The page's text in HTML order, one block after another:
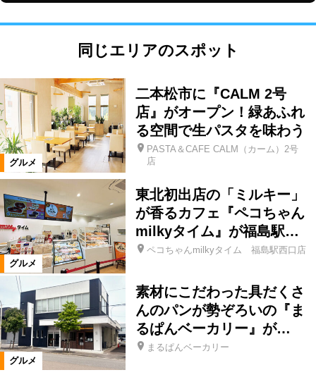
同じエリアのスポット
グルメ
二本松市に『CALM 2号
店』がオープン！緑あふれ
る空間で生パスタを味わう
PASTA＆CAFE CALM（カーム）2号
店
グルメ
東北初出店の「ミルキー」
が香るカフェ『ペコちゃん
milkyタイム』が福島駅…
ペコちゃんmilkyタイム 福島駅西口店
グルメ
素材にこだわった具だくさ
んのパンが勢ぞろいの『ま
るぱんベーカリー』が…
まるぱんベーカリー